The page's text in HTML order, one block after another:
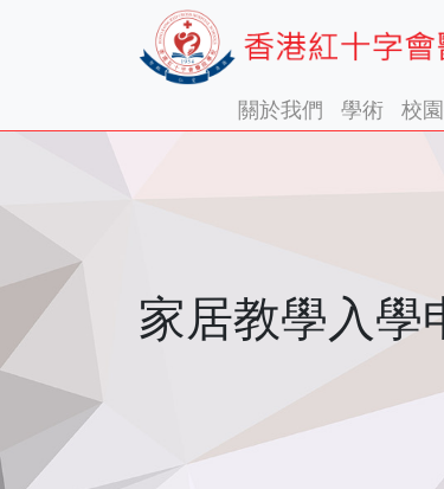
關於我們 學術 校
家居教學入學